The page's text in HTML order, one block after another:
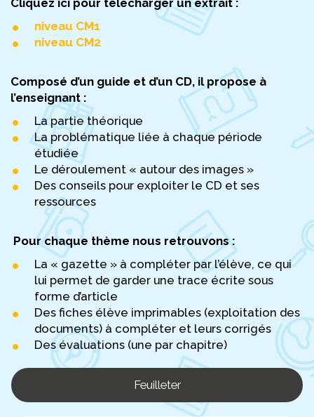
Cliquez ici pour télécharger un extrait :
niveau CM1
niveau CM2
Composé d’un guide et d’un CD, il propose à
l’enseignant :
La partie théorique
La problématique liée à chaque période
étudiée
Le déroulement « autour des images »
Des conseils pour exploiter le CD et ses
ressources
Pour chaque thème nous retrouvons :
La « gazette » à compléter par l’élève, ce qui
lui permet de garder une trace écrite sous
forme d’article
Des fiches élève imprimables (exploitation des
documents) à compléter et leurs corrigés
Des évaluations (une par chapitre)
Feuilleter